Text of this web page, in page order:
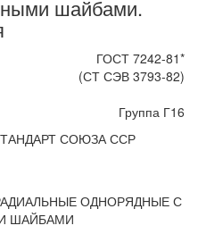
шайбами.
ГОСТ 7242-81*
(СТ СЭВ 3793-82)
Группа Г16
СОЮЗА ССР
ОДНОРЯДНЫЕ С
ШАЙБАМИ